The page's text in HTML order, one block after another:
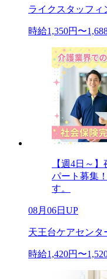
ライクスタッフィ
時給1,350円〜
【週4日～
パート募集
す。
08月06日UP
天王台ケアセンタ
時給1,420円〜